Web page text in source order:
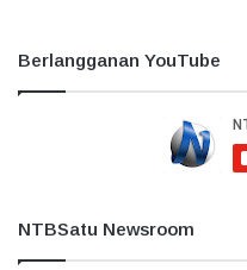
Berlangganan YouTube
NTBSatu Newsroom